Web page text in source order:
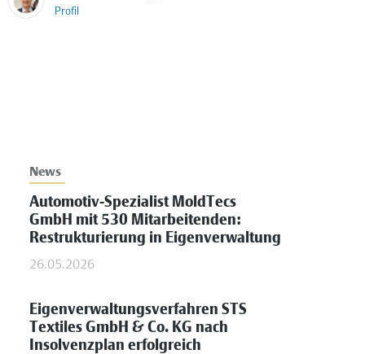
Profil
News
Automotiv-Spezialist MoldTecs
GmbH mit 530 Mitarbeitenden:
Restrukturierung in Eigenverwaltung
26.05.2026
Eigenverwaltungsverfahren STS
Textiles GmbH & Co. KG nach
Insolvenzplan erfolgreich